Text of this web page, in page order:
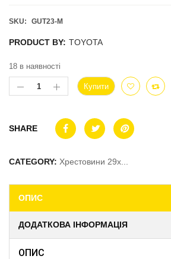
SKU: GUT23-M
PRODUCT BY: TOYOTA
18 в наявності
Купити
SHARE
CATEGORY: Хрестовини 29x...
ОПИС
ДОДАТКОВА ІНФОРМАЦІЯ
ОПИС